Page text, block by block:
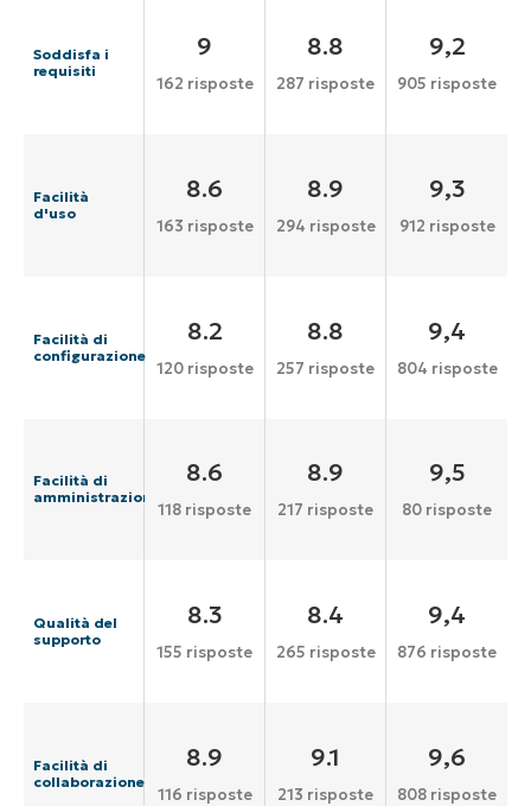
Soddisfa i
requisiti
9
162 risposte
8.8
287 risposte
9,2
905 risposte
Facilità
d'uso
8.6
163 risposte
8.9
294 risposte
9,3
912 risposte
Facilità di
configurazione
8.2
120 risposte
8.8
257 risposte
9,4
804 risposte
Facilità di
amministrazione
8.6
118 risposte
8.9
217 risposte
9,5
80 risposte
Qualità del
supporto
8.3
155 risposte
8.4
265 risposte
9,4
876 risposte
Facilità di
collaborazione
8.9
116 risposte
9.1
213 risposte
9,6
808 risposte